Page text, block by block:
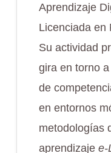
Aprendizaje
Licenciada en
Su actividad
gira en torno
de
en entornos
metodologías
aprendizaje e-